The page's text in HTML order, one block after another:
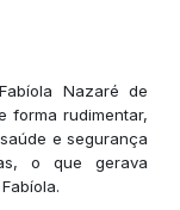
Nazaré de
forma rudimentar,
e segurança
o que gerava